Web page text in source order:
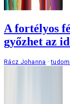
A fortélyos
győzhet az
Rácz Johanna